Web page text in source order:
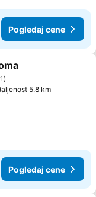
Pogledaj cene
5.8 km
Pogledaj cene